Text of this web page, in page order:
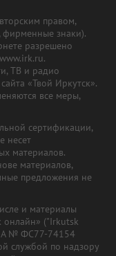
правом,
фирменные знаки).
разрешено
ТВ и радио
«Твой Иркутск».
все меры,
сертификации,
несет
материалов.
материалов,
предложения не
и материалы
онлайн» ("Irkutsk
№ ФС77-74154
службой по надзору